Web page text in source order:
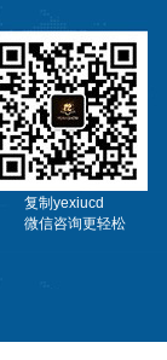
复制yexiucd
微信咨询更轻松